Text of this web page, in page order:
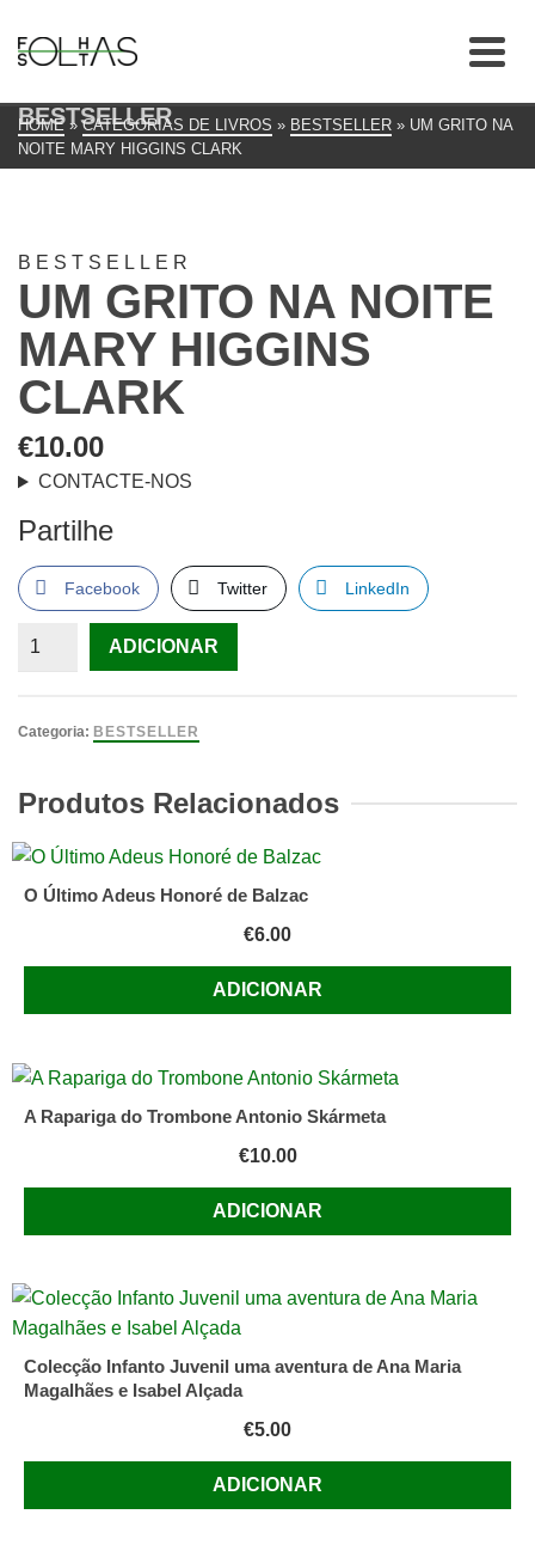
BESTSELLER
HOME » CATEGORIAS DE LIVROS » BESTSELLER » UM GRITO NA
NOITE MARY HIGGINS CLARK
BESTSELLER
UM GRITO NA NOITE
MARY HIGGINS
CLARK
€10.00
CONTACTE-NOS
Partilhe
Facebook Twitter LinkedIn
Quantidade
Grito
Mary
Higgins
ADICIONAR
Categoria: BESTSELLER
Produtos Relacionados
O Último Adeus Honoré de Balzac
€6.00
ADICIONAR
A Rapariga do Trombone Antonio Skármeta
€10.00
ADICIONAR
Colecção Infanto Juvenil uma aventura de Ana Maria
Magalhães e Isabel Alçada
€5.00
ADICIONAR